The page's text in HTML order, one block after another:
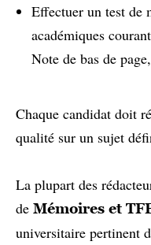
Effectuer un test de
académiques
Note de bas de
Chaque candidat doit
qualité sur un sujet
La plupart des
de Mémoires et
universitaire pertinent